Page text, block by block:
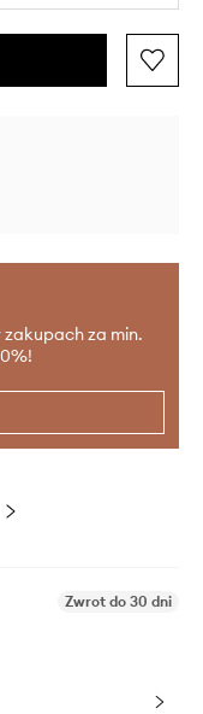
zakupach za min.
Zwrot do 30 dni